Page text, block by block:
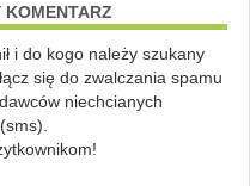
i do kogo należy szukany
się do zwalczania spamu
niechcianych